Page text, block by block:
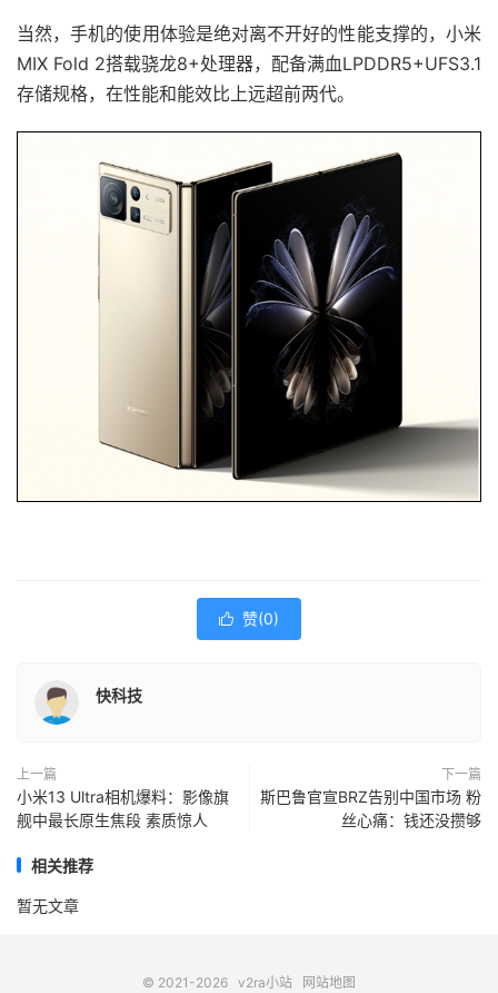
当然，手机的使用体验是绝对离不开好的性能支撑的，小米
MIX Fold 2搭载骁龙8+处理器，配备满血LPDDR5+UFS3.1
存储规格，在性能和能效比上远超前两代。
 赞(0)
快科技
上一篇
小米13 Ultra相机爆料：影像旗
舰中最长原生焦段 素质惊人
下一篇
斯巴鲁官宣BRZ告别中国市场 粉
丝心痛：钱还没攒够
相关推荐
暂无文章
© 2021-2026 v2ra小站 网站地图